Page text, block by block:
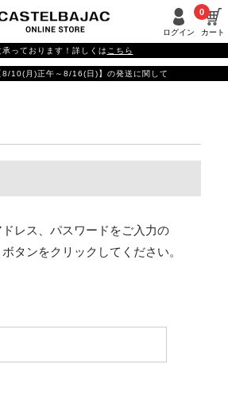
ログイン カート
0
承っております！詳しくは こちら
8/10(月)正午～8/16(日)】の発送に関して
レス、パスワードをご入力の
タンをクリックしてください。